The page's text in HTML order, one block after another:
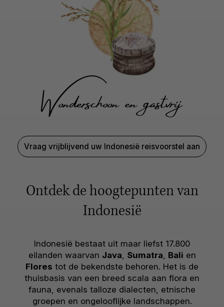
Wonderschoon en gastvrij
Vraag vrijblijvend uw Indonesië reisvoorstel aan
Ontdek de hoogtepunten van
Indonesië
Indonesië bestaat uit maar liefst 17.800
eilanden waarvan Java, Sumatra, Bali en
Flores tot de bekendste behoren. Het is de
thuisbasis van een breed scala aan flora en
fauna, evenals talloze dialecten, etnische
groepen en ongelooflijke landschappen.